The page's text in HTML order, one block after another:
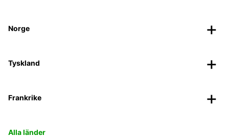
Norge
Tyskland
Frankrike
Alla länder